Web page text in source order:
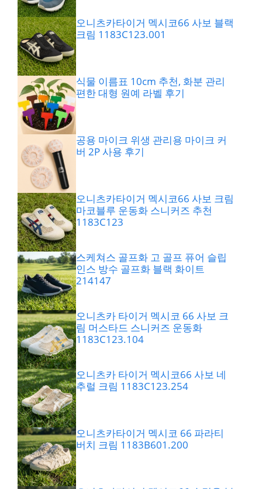
오니츠카타이거 멕시코66 사보 블랙
크림 1183C123.001
식물 이름표 10cm 추천, 화분 관리
편한 대형 원예 라벨 후기
공용 마이크 위생 관리용 마이크 커
버 2P 사용 후기
오니츠카타이거 멕시코66 사보 크림
마코블루 운동화 스니커즈 추천
1183C123
스케쳐스 골프화 고 골프 퓨어 슬립
인스 방수 골프화 블랙 화이트
214147
오니츠카 타이거 멕시코 66 사보 크
림 머스타드 스니커즈 운동화
1183C123.104
오니츠카 타이거 멕시코66 사보 네
추럴 크림 1183C123.254
오니츠카타이거 멕시코 66 파라티
버치 크림 1183B601.200